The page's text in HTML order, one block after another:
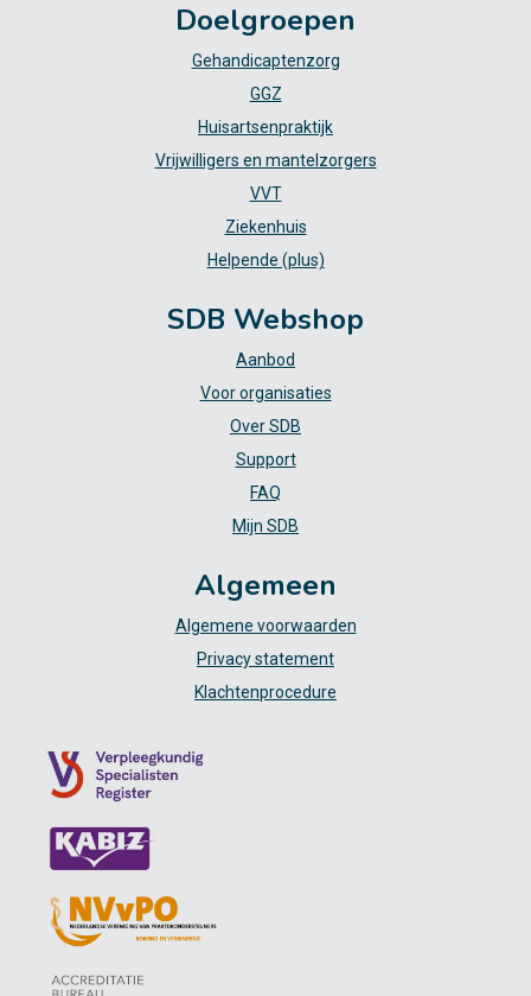
Doelgroepen
Gehandicaptenzorg
GGZ
Huisartsenpraktijk
Vrijwilligers en mantelzorgers
VVT
Ziekenhuis
Helpende (plus)
SDB Webshop
Aanbod
Voor organisaties
Over SDB
Support
FAQ
Mijn SDB
Algemeen
Algemene voorwaarden
Privacy statement
Klachtenprocedure